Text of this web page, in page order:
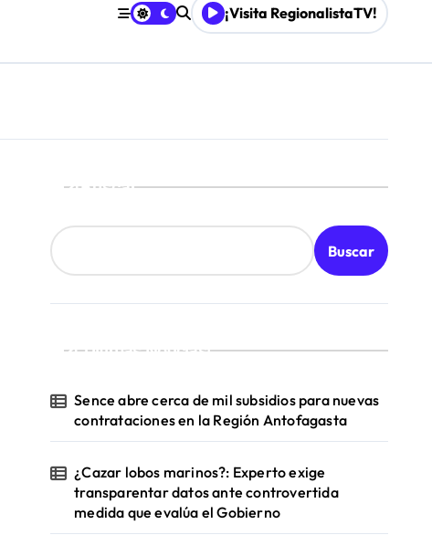
¡Visita RegionalistaTV!
Buscar
Buscar
¡Ultimas Noticias!
Sence abre cerca de mil subsidios para nuevas
contrataciones en la Región Antofagasta
¿Cazar lobos marinos?: Experto exige
transparentar datos ante controvertida
medida que evalúa el Gobierno